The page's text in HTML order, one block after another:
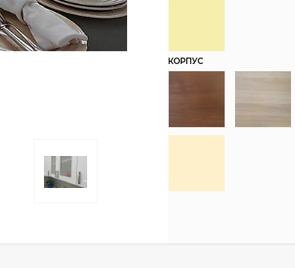
КОРПУС